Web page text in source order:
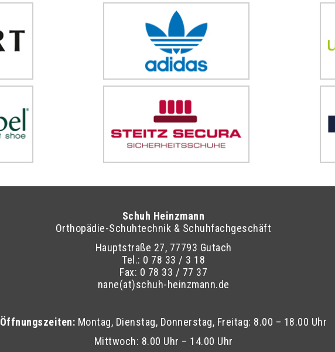
Schuh Heinzmann
Orthopädie-Schuhtechnik & Schuhfachgeschäft
Hauptstraße 27, 77793 Gutach
Tel.: 0 78 33 / 3 18
Fax: 0 78 33 / 77 37
nane(at)schuh-heinzmann.de
Öffnungszeiten: Montag, Dienstag, Donnerstag, Freitag: 8.00 – 18.00 Uhr
Mittwoch: 8.00 Uhr – 14.00 Uhr